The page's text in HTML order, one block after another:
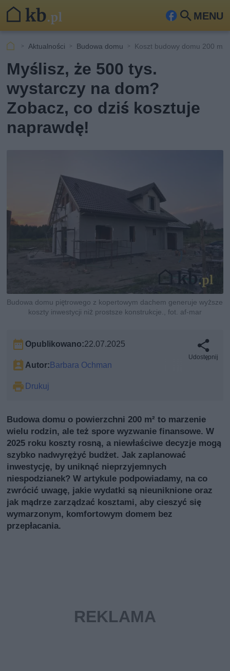
MENU
Fa
ook
Szu
kaj
Aktualności Budowa domu Koszt budowy domu 200 m2
Myślisz, że 500 tys.
wystarczy na dom?
Zobacz, co dziś kosztuje
naprawdę!
Budowa domu piętrowego z kopertowym dachem generuje wyższe
koszty inwestycji niż prostsze konstrukcje., fot. af-mar
Opublikowano:22.07.2025
Autor:Barbara Ochman
Drukuj
Udostępnij
Budowa domu o powierzchni 200 m² to marzenie
wielu rodzin, ale też spore wyzwanie finansowe. W
2025 roku koszty rosną, a niewłaściwe decyzje mogą
szybko nadwyrężyć budżet. Jak zaplanować
inwestycję, by uniknąć nieprzyjemnych
niespodzianek? W artykule podpowiadamy, na co
zwrócić uwagę, jakie wydatki są nieuniknione oraz
jak mądrze zarządzać kosztami, aby cieszyć się
wymarzonym, komfortowym domem bez
przepłacania.